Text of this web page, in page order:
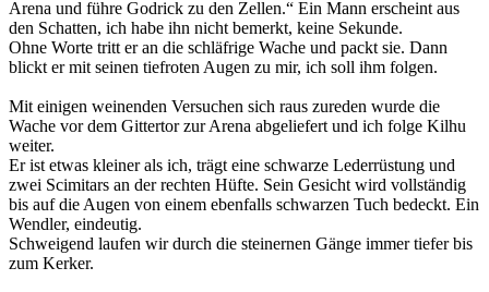
Arena und führe Godrick zu den Zellen.“ Ein Mann erscheint aus
den Schatten, ich habe ihn nicht bemerkt, keine Sekunde.
Ohne Worte tritt er an die schläfrige Wache und packt sie. Dann
blickt er mit seinen tiefroten Augen zu mir, ich soll ihm folgen.
Mit einigen weinenden Versuchen sich raus zureden wurde die
Wache vor dem Gittertor zur Arena abgeliefert und ich folge Kilhu
weiter.
Er ist etwas kleiner als ich, trägt eine schwarze Lederrüstung und
zwei Scimitars an der rechten Hüfte. Sein Gesicht wird vollständig
bis auf die Augen von einem ebenfalls schwarzen Tuch bedeckt. Ein
Wendler, eindeutig.
Schweigend laufen wir durch die steinernen Gänge immer tiefer bis
zum Kerker.